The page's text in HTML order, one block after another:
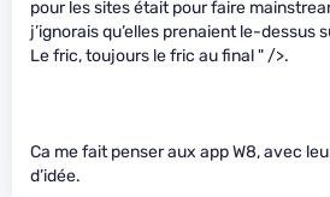
pour les sites était pour faire
j’ignorais qu’elles prenaient le-dessus
Le fric, toujours le fric au final" />.
Ca me fait penser aux app W8, avec
d’idée.